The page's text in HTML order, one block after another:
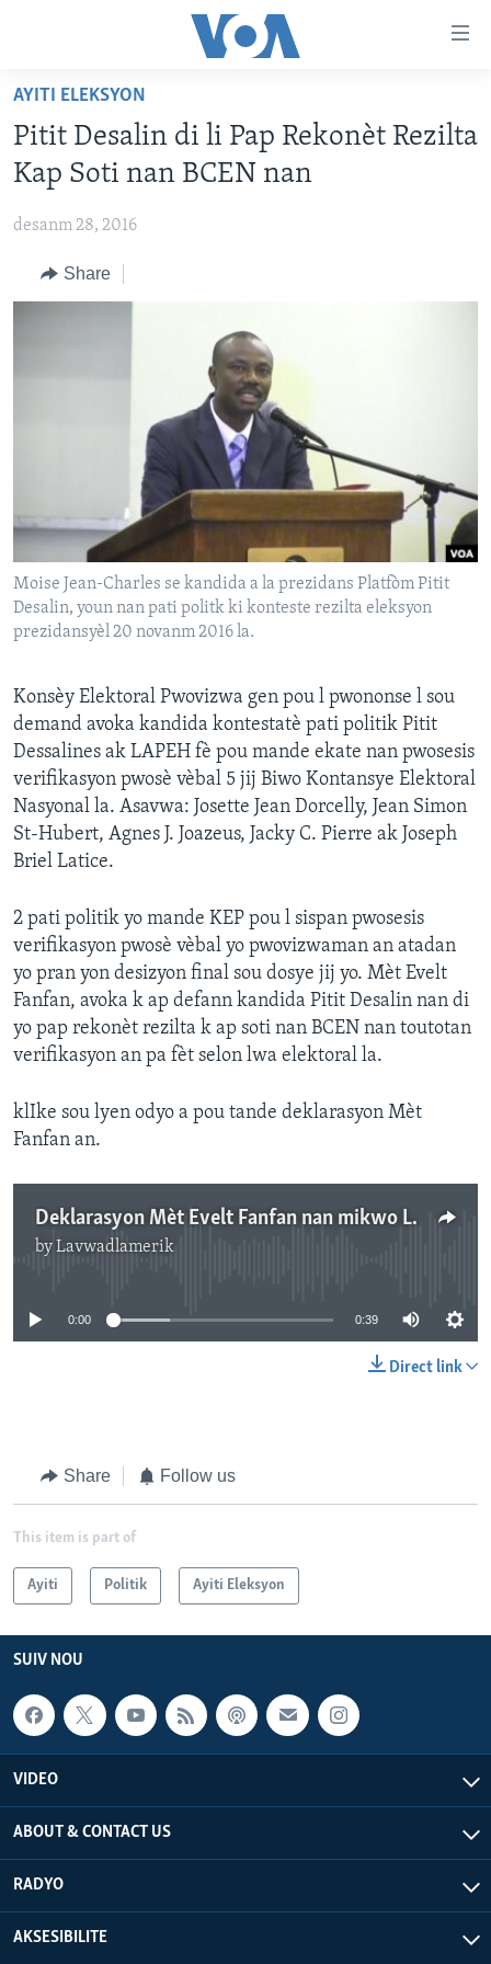
Skip
main
content
to
Navigation
Skip
AMERIK LATIN
ENTÈNASYONAL
VIDEO
Languages
AYITI ELEKSYON
Pitit Desalin di li Pap Rekonèt Rezilta
Kap Soti nan BCEN nan
desanm 28, 2016
Share
Moise Jean-Charles se kandida a la prezidans Platfòm Pitit
Desalin, youn nan pati politk ki konteste rezilta eleksyon
prezidansyèl 20 novanm 2016 la.
Konsèy Elektoral Pwovizwa gen pou l pwononse l sou
demand avoka kandida kontestatè pati politik Pitit
Dessalines ak LAPEH fè pou mande ekate nan pwosesis
verifikasyon pwosè vèbal 5 jij Biwo Kontansye Elektoral
Nasyonal la. Asavwa: Josette Jean Dorcelly, Jean Simon
St-Hubert, Agnes J. Joazeus, Jacky C. Pierre ak Joseph
Briel Latice.
2 pati politik yo mande KEP pou l sispan pwosesis
verifikasyon pwosè vèbal yo pwovizwaman an atadan
yo pran yon desizyon final sou dosye jij yo. Mèt Evelt
Fanfan, avoka k ap defann kandida Pitit Desalin nan di
yo pap rekonèt rezilta k ap soti nan BCEN nan toutotan
verifikasyon an pa fèt selon lwa elektoral la.
klIke sou lyen odyo a pou tande deklarasyon Mèt
Fanfan an.
Deklarasyon Mèt Evelt Fanfan nan mikwo Lavwadlamerik
byLavwadlamerik
0:00 0:39
Direct link
Share Follow us
This item is part of
Ayiti Politik Ayiti Eleksyon
SUIV NOU
VIDEO
ABOUT & CONTACT US
RADYO
AKSESIBILITE